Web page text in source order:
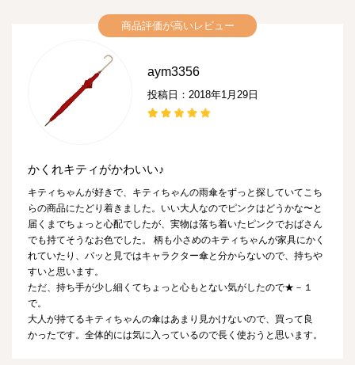
商品評価が高いレビュー
aym3356
投稿日：2018年1月29日
かくれキティがかわいい♪
キティちゃんが好きで、キティちゃんの雨傘をずっと探していてこち
らの商品にたどり着きました。いい大人なのでピンクはどうかな〜と
届くまでちょっと心配でしたが、実物は落ち着いたピンクでおばさん
でも持てそうなお色でした。 柄も小さめのキティちゃんが家具にかく
れていたり、パッと見ではキャラクター傘と分からないので、持ちや
すいと思います。
ただ、持ち手が少し細くてちょっと心もとない気がしたので★－１
で。
大人が持てるキティちゃんの傘はあまり見かけないので、買って良
かったです。全体的には気に入っているので長く使おうと思います。